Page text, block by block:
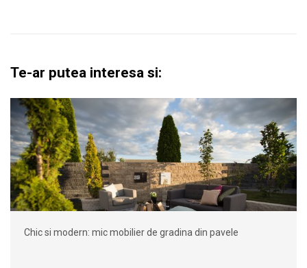
Te-ar putea interesa si:
Chic si modern: mic mobilier de gradina din pavele